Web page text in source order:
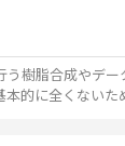
樹脂合成やデ
的に全くない